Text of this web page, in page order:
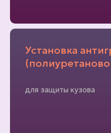
Установка
для защиты кузова